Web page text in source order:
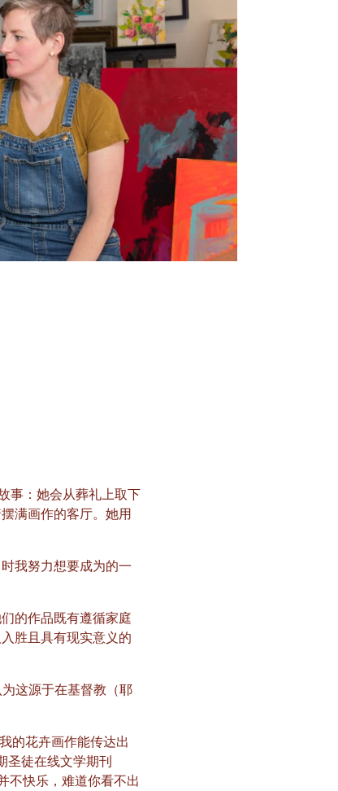
事：她会从葬礼上取下
满画作的客厅。她用
我努力想要成为的一
的作品既有遵循家庭
胜且具有现实意义的
这源于在基督教（耶
的花卉画作能传达出
圣徒在线文学期刊
不快乐，难道你看不出